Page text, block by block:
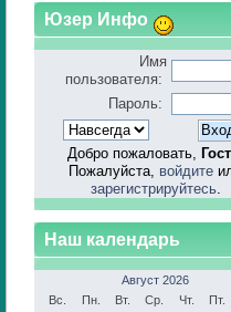
Юзер Инфо
Имя
пользователя:
Пароль:
Добро пожаловать,
Пожалуйста, войдите
зарегистрируйтесь.
Наш календарь
Август 2026
Вс.
Пн. Вт. Ср. Чт. Пт.